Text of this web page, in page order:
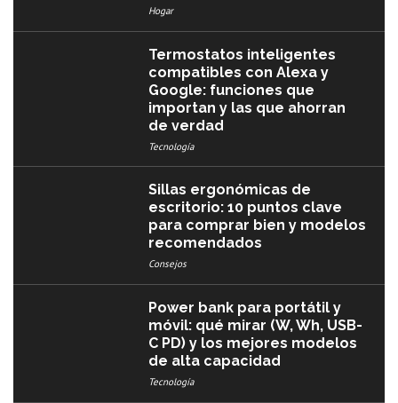
Hogar
Termostatos inteligentes
compatibles con Alexa y
Google: funciones que
importan y las que ahorran
de verdad
Tecnología
Sillas ergonómicas de
escritorio: 10 puntos clave
para comprar bien y modelos
recomendados
Consejos
Power bank para portátil y
móvil: qué mirar (W, Wh, USB-
C PD) y los mejores modelos
de alta capacidad
Tecnología